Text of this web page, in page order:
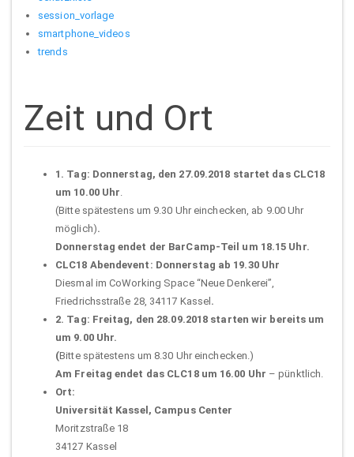
session_vorlage
smartphone_videos
trends
Zeit und Ort
1. Tag: Donnerstag, den 27.09.2018 startet das CLC18
um 10.00 Uhr
(Bitte spätestens um 9.30 Uhr einchecken, ab 9.00 Uhr
möglich).
Donnerstag endet der BarCamp-Teil um 18.15 Uhr.
CLC18 Abendevent: Donnerstag ab 19.30 Uhr
Diesmal im CoWorking Space “Neue Denkerei”,
Friedrichsstraße 28, 34117 Kassel .
2. Tag: Freitag, den 28.09.2018 starten wir bereits um
um 9.00 Uhr.
(Bitte spätestens um 8.30 Uhr einchecken.)
Am Freitag endet das CLC18 um 16.00 Uhr – pünktlich.
Ort:
Universität Kassel, Campus Center
Moritzstraße 18
34127 Kassel